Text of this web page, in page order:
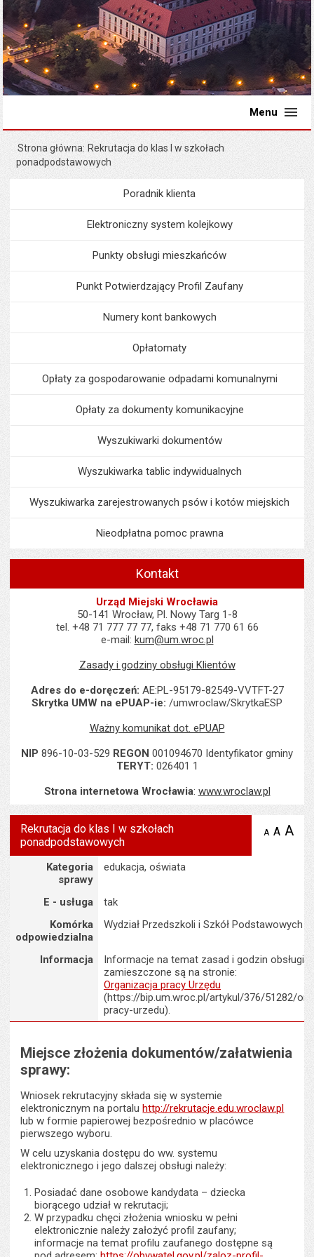
Menu
Strona główna Rekrutacja do klas I w szkołach
ponadpodstawowych
MenuPoradnik Klienta
Poradnik klienta
Elektroniczny system kolejkowy
Punkty obsługi mieszkańców
Punkt Potwierdzający Profil Zaufany
Numery kont bankowych
Opłatomaty
Opłaty za gospodarowanie odpadami komunalnymi
Opłaty za dokumenty komunikacyjne
Wyszukiwarki dokumentów
Wyszukiwarka tablic indywidualnych
Wyszukiwarka zarejestrowanych psów i kotów miejskich
Nieodpłatna pomoc prawna
Kontakt
Urząd Miejski Wrocławia
50-141 Wrocław, Pl. Nowy Targ 1-8
tel. +48 71 777 77 77, faks +48 71 770 61 66
e-mail: kum@um.wroc.pl
Zasady i godziny obsługi Klientów
Adres do e-doręczeń: AE:PL-95179-82549-VVTFT-27
Skrytka UMW na ePUAP-ie: /umwroclaw/SkrytkaESP
Ważny komunikat dot. ePUAP
NIP 896-10-03-529 REGON 001094670 Identyfikator gminy
TERYT: 026401 1
Strona internetowa Wrocławia: www.wroclaw.pl
Rekrutacja do klas I w szkołach
ponadpodstawowych
A zmniejsz
A A
SzczegółyKategoria
sprawy
edukacja, oświata
E - usługa
tak
Komórka
odpowiedzialna
Wydział Przedszkoli i Szkół Podstawowych
Informacja
Informacje na temat zasad i godzin obsługi
zamieszczone są na stronie:
Organizacja pracy Urzędu
(https://bip.um.wroc.pl/artykul/376/51282/
pracy-urzedu).
Miejsce złożenia dokumentów/załatwienia
sprawy:
Wniosek rekrutacyjny składa się w systemie
elektronicznym na portalu http://rekrutacje.edu.wroclaw.pl
lub w formie papierowej bezpośrednio w placówce
pierwszego wyboru.
W celu uzyskania dostępu do ww. systemu
elektronicznego i jego dalszej obsługi należy:
Posiadać dane osobowe kandydata – dziecka
biorącego udział w rekrutacji;
W przypadku chęci złożenia wniosku w pełni
elektronicznie należy założyć profil zaufany;
informacje na temat profilu zaufanego dostępne są